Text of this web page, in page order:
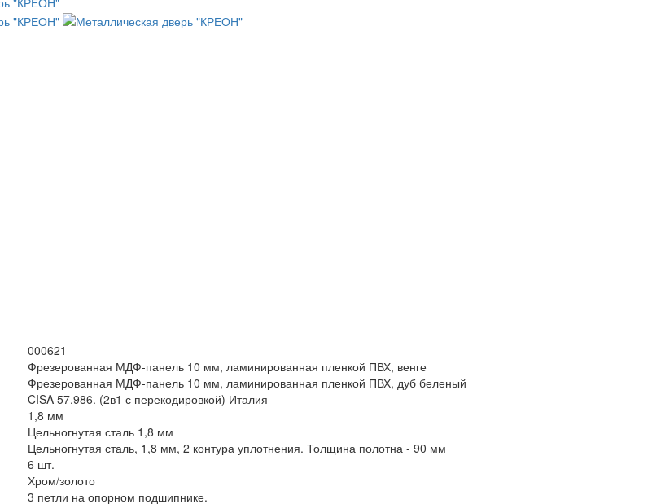
000621
Фрезерованная МДФ-панель 10 мм, ламинированная пленкой ПВХ, венге
Фрезерованная МДФ-панель 10 мм, ламинированная пленкой ПВХ, дуб беленый
CISA 57.986. (2в1 с перекодировкой) Италия
1,8 мм
Цельногнутая сталь 1,8 мм
Цельногнутая сталь, 1,8 мм, 2 контура уплотнения. Толщина полотна - 90 мм
6 шт.
Хром/золото
3 петли на опорном подшипнике.